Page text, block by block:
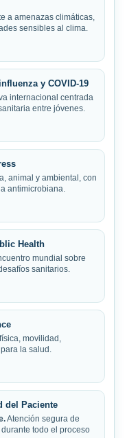
a amenazas climáticas,
sensibles al clima.
y COVID-19
internacional centrada
entre jóvenes.
animal y ambiental, con
antimicrobiana.
Health
mundial sobre
sanitarios.
movilidad,
la salud.
del Paciente
Atención segura de
todo el proceso